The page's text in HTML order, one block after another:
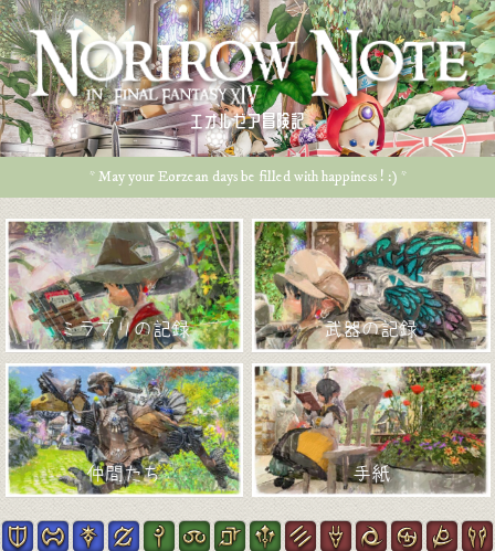
エオルゼア冒険記
* May your Eorzean days be filled with happiness ! :) *
ミラプリの記録 武器の記録
仲間たち 手紙